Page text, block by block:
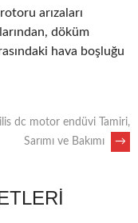
rotoru arızaları
döküm
hava boşluğu
dc motor endüvi Tamiri,
Sarımı ve Bakımı
→